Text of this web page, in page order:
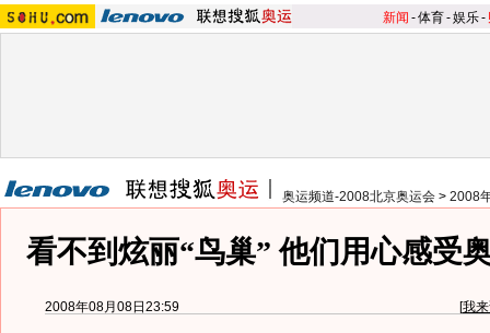
新闻 -体育-娱乐-
奥运频道-2008北京奥运会 > 2008
看不到炫丽“鸟巢” 他们用心感受
2008年08月08日23:59 [我